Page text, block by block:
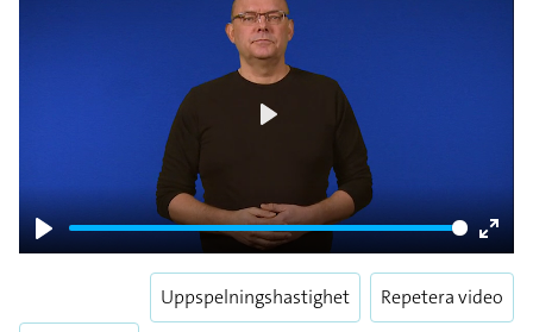
Play
Enter
Uppspelningshastighet Repetera video